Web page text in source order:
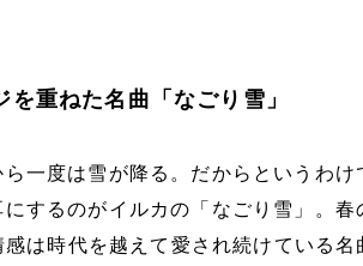
重ねた名曲「なごり雪」
一度は雪が降る。だからというわけ
するのがイルカの「なごり雪」。春
は時代を越えて愛され続けている名